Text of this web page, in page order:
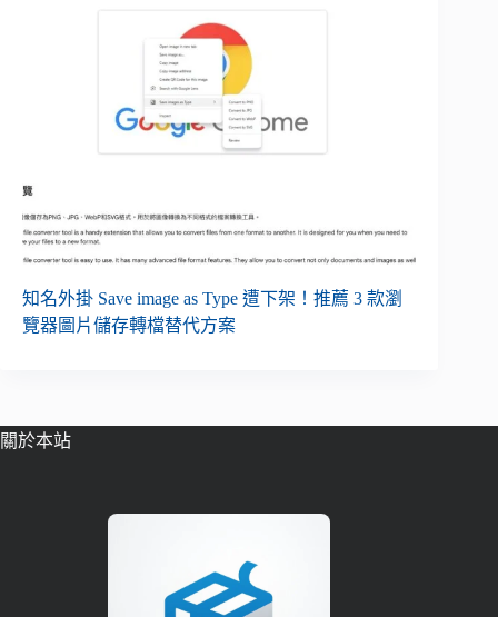
知名外掛 Save image as Type 遭下架！推薦 3 款瀏
覽器圖片儲存轉檔替代方案
關於本站